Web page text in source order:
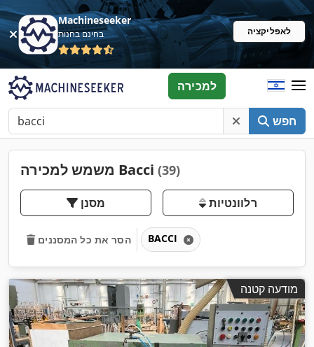
Machineseeker
בחינם בחנות לאפליקציה
חפש
למכירה
משמש למכירה Bacci (39)
מסנן רלוונטיות
הסר את כל המסננים BACCI
מודעה קטנה